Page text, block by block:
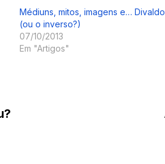
Médiuns, mitos, imagens e… Divaldo
(ou o inverso?)
07/10/2013
Em "Artigos"